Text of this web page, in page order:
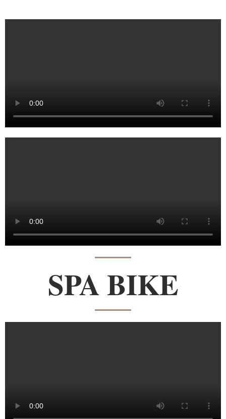
SPA BIKE